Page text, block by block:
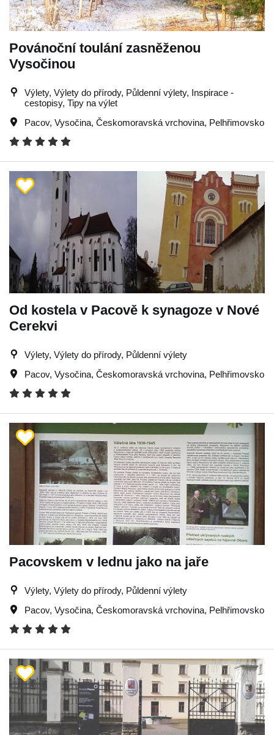
Povánoční toulání zasněženou
Vysočinou
Výlety, Výlety do přírody, Půldenní výlety, Inspirace -
cestopisy, Tipy na výlet
Pacov, Vysočina, Českomoravská vrchovina, Pelhřimovsko
Od kostela v Pacově k synagoze v Nové
Cerekvi
Výlety, Výlety do přírody, Půldenní výlety
Pacov, Vysočina, Českomoravská vrchovina, Pelhřimovsko
Pacovskem v lednu jako na jaře
Výlety, Výlety do přírody, Půldenní výlety
Pacov, Vysočina, Českomoravská vrchovina, Pelhřimovsko